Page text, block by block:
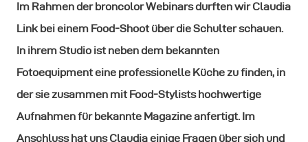
Im Rahmen der broncolor Webinars durften wir Claudia
Link bei einem Food-Shoot über die Schulter schauen.
In ihrem Studio ist neben dem bekannten
Fotoequipment eine professionelle Küche zu finden, in
der sie zusammen mit Food-Stylists hochwertige
Aufnahmen für bekannte Magazine anfertigt. Im
Anschluss hat uns Claudia einige Fragen über sich und